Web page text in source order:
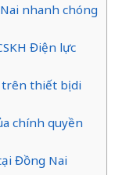
nhanh chóng
Điện lực
trên thiết bị di
chính quyền
Đồng Nai